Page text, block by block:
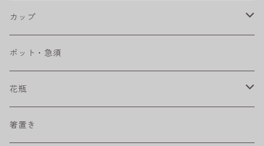
RONDE
ベベルボウル
プリーツ
藍駒
丸皿
長皿
角皿
取皿
カレー＆パスタ皿
大鉢
中鉢
小鉢
カップ
カップ
マグカップ
フリーカップ
ポット・急須
花瓶
水差し
箸置き